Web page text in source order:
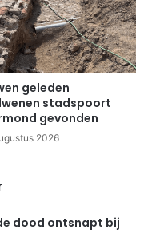
geleden
stadspoort
gevonden
2026
dood ontsnapt bij